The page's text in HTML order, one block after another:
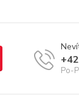
Po-